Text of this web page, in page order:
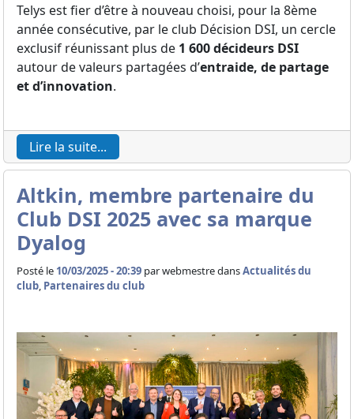
Telys est fier d’être à nouveau choisi, pour la 8ème
année consécutive, par le club Décision DSI, un cercle
exclusif réunissant plus de 1 600 décideurs DSI
autour de valeurs partagées d’entraide, de partage
et d’innovation.
Lire la suite...
Altkin, membre partenaire du
Club DSI 2025 avec sa marque
Dyalog
Posté le 10/03/2025 - 20:39 parwebmestre dansActualités du
club, Partenaires du club